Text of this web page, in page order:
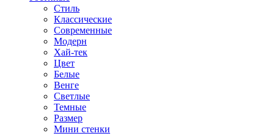
Стиль
Классические
Современные
Модерн
Хай-тек
Цвет
Белые
Венге
Светлые
Темные
Размер
Мини стенки